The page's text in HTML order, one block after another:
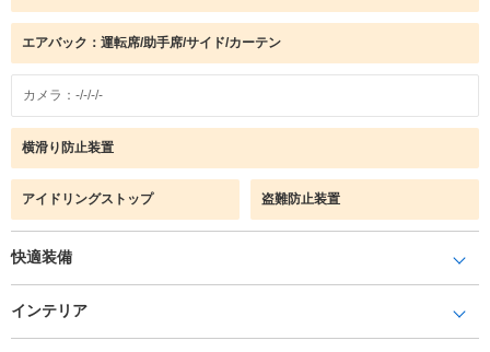
エアバック：運転席/助手席/サイド/カーテン
カメラ：-/-/-/-
横滑り防止装置
アイドリングストップ 盗難防止装置
快適装備
インテリア